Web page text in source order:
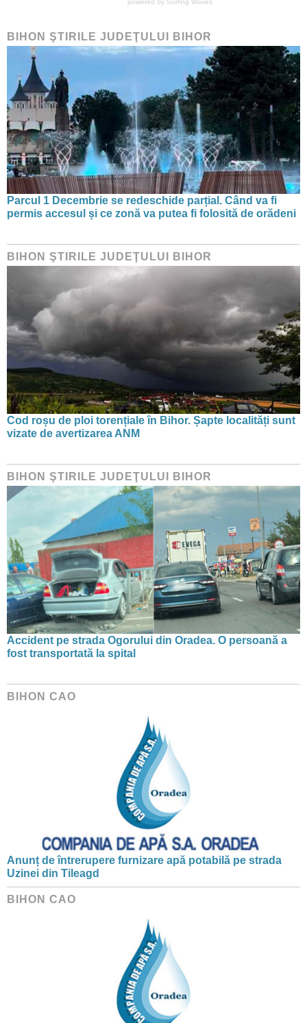
powered by Surfing Waves
BIHON ŞTIRILE JUDEŢULUI BIHOR
Parcul 1 Decembrie se redeschide parțial. Când va fi
permis accesul și ce zonă va putea fi folosită de orădeni
BIHON ŞTIRILE JUDEŢULUI BIHOR
Cod roșu de ploi torențiale în Bihor. Șapte localități sunt
vizate de avertizarea ANM
BIHON ŞTIRILE JUDEŢULUI BIHOR
Accident pe strada Ogorului din Oradea. O persoană a
fost transportată la spital
BIHON CAO
Anunț de întrerupere furnizare apă potabilă pe strada
Uzinei din Tileagd
BIHON CAO